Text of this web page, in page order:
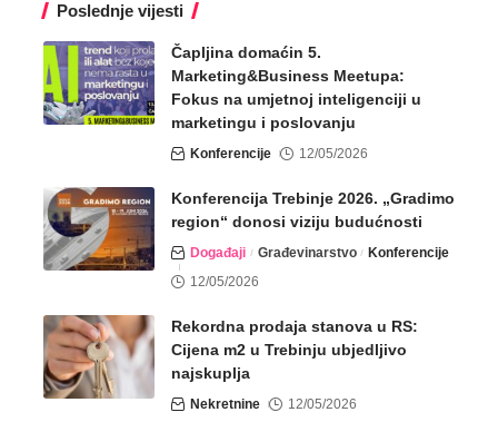
Poslednje vijesti
Čapljina domaćin 5.
Marketing&Business Meetupa:
Fokus na umjetnoj inteligenciji u
marketingu i poslovanju
Konferencije 12/05/2026
Konferencija Trebinje 2026. „Gradimo
region“ donosi viziju budućnosti
Događaji Građevinarstvo
Konferencije
12/05/2026
Rekordna prodaja stanova u RS:
Cijena m2 u Trebinju ubjedljivo
najskuplja
Nekretnine 12/05/2026